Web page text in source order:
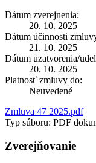
Dátum zverejnenia:
20. 10. 2025
Dátum účinnosti
21. 10. 2025
Dátum uzatvorenia/
20. 10. 2025
Platnosť zmluvy do:
Neuvedené
Zmluva 47 2025.pdf
Typ súboru: PDF
Zverejňovanie